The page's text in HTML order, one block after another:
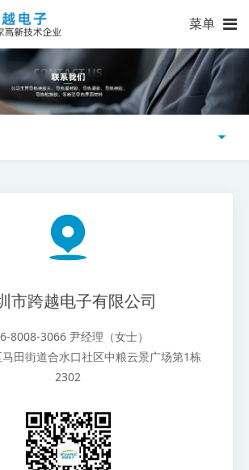
菜单
市跨越电子有限公司
8008-3066 尹经理（女士）
田街道合水口社区中粮云景广场第1栋
2302